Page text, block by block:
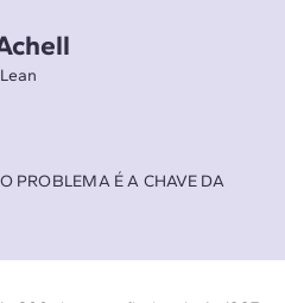
PROBLEMA É A CHAVE DA